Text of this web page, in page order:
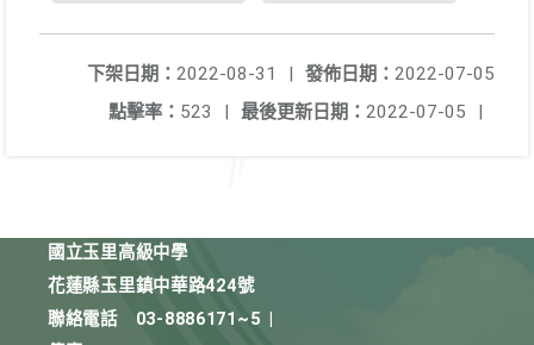
發佈日期： 2022-07-05
下架日期： 2022-08-31
|
最後更新日期： 2022-07-05 |
點擊率： 523 |
國立玉里高級中學
花蓮縣玉里鎮中華路424號
聯絡電話
03-8886171~5